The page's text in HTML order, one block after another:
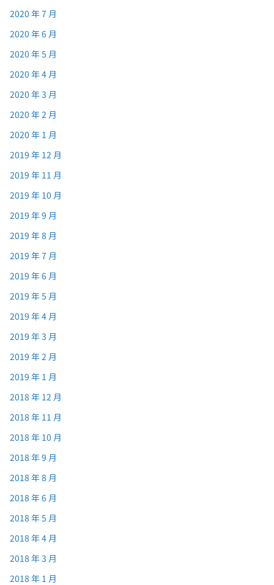
2020 年 7 月
2020 年 6 月
2020 年 5 月
2020 年 4 月
2020 年 3 月
2020 年 2 月
2020 年 1 月
2019 年 12 月
2019 年 11 月
2019 年 10 月
2019 年 9 月
2019 年 8 月
2019 年 7 月
2019 年 6 月
2019 年 5 月
2019 年 4 月
2019 年 3 月
2019 年 2 月
2019 年 1 月
2018 年 12 月
2018 年 11 月
2018 年 10 月
2018 年 9 月
2018 年 8 月
2018 年 6 月
2018 年 5 月
2018 年 4 月
2018 年 3 月
2018 年 1 月